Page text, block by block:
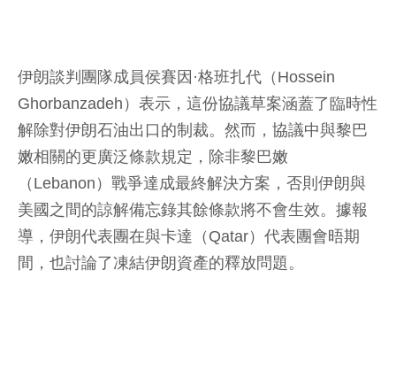
伊朗談判團隊成員侯賽因·格班扎代（Hossein
Ghorbanzadeh）表示，這份協議草案涵蓋了臨時性
解除對伊朗石油出口的制裁。然而，協議中與黎巴
嫩相關的更廣泛條款規定，除非黎巴嫩
（Lebanon）戰爭達成最終解決方案，否則伊朗與
美國之間的諒解備忘錄其餘條款將不會生效。據報
導，伊朗代表團在與卡達（Qatar）代表團會晤期
間，也討論了凍結伊朗資產的釋放問題。